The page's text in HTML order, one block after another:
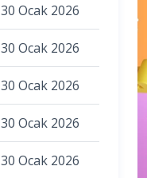
30 Ocak 2026
30 Ocak 2026
30 Ocak 2026
30 Ocak 2026
30 Ocak 2026